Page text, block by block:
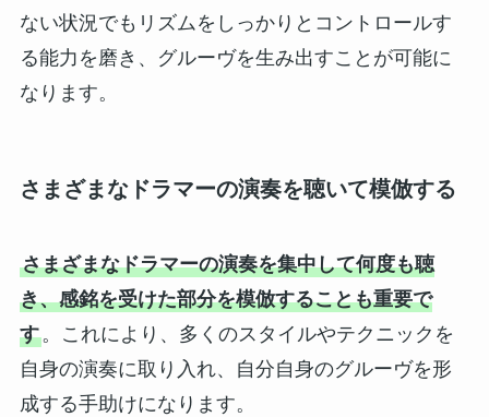
ない状況でもリズムをしっかりとコントロールす
る能力を磨き、グルーヴを生み出すことが可能に
なります。
さまざまなドラマーの演奏を聴いて模倣する
さまざまなドラマーの演奏を集中して何度も聴
き、感銘を受けた部分を模倣することも重要で
す。これにより、多くのスタイルやテクニックを
自身の演奏に取り入れ、自分自身のグルーヴを形
成する手助けになります。